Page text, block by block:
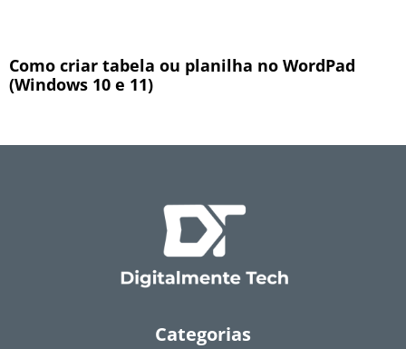
Como criar tabela ou planilha no WordPad
(Windows 10 e 11)
Categorias